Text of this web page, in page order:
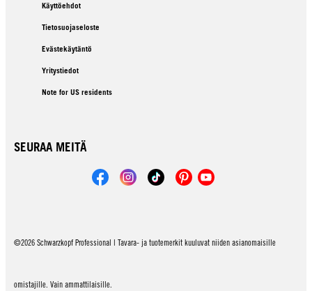
Käyttöehdot
Tietosuojaseloste
Evästekäytäntö
Yritystiedot
Note for US residents
SEURAA MEITÄ
©2026 Schwarzkopf Professional | Tavara- ja tuotemerkit kuuluvat niiden asianomaisille
omistajille. Vain ammattilaisille.